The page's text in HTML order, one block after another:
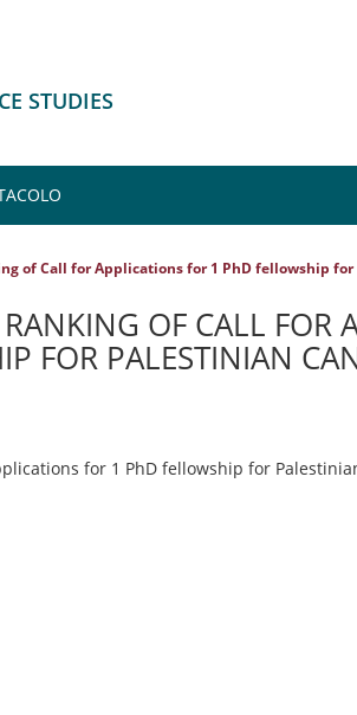
STUDIES
of Call for Applications for 1 PhD fellowship
OF CALL FOR
FOR PALESTINIAN
for 1 PhD fellowship for